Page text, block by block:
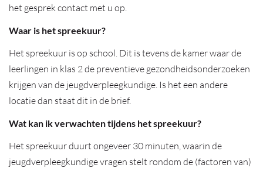
het gesprek contact met u op.
Waar is het spreekuur?
Het spreekuur is op school. Dit is tevens de kamer waar de
leerlingen in klas 2 de preventieve gezondheidsonderzoeken
krijgen van de jeugdverpleegkundige. Is het een andere
locatie dan staat dit in de brief.
Wat kan ik verwachten tijdens het spreekuur?
Het spreekuur duurt ongeveer 30 minuten, waarin de
jeugdverpleegkundige vragen stelt rondom de (factoren van)